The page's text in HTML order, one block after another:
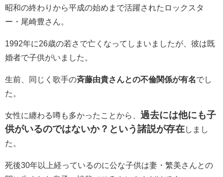
昭和の終わりから平成の始めまで活躍されたロックスタ
ー・尾崎豊さん。
1992年に26歳の若さで亡くなってしまいましたが、彼は既
婚者で子供がいました。
生前、同じく歌手の斉藤由貴さんとの不倫関係が有名でし
た。
女性に纏わる噂も多かったことから、 過去には他にも子
供がいるのではないか？という諸説が存在しまし
た。
死後30年以上経っているのに公な子供は妻・繁美さんとの